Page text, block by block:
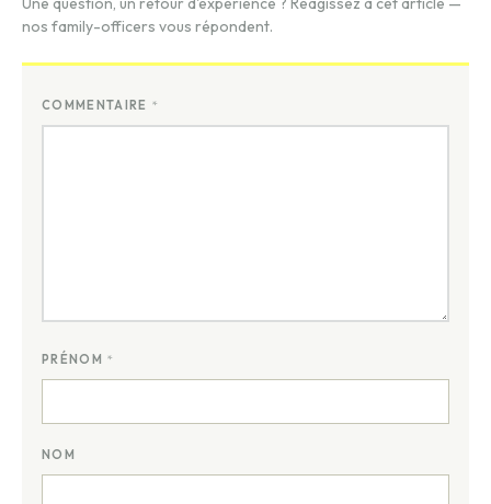
nos family-officers vous répondent.
COMMENTAIRE *
PRÉNOM *
NOM